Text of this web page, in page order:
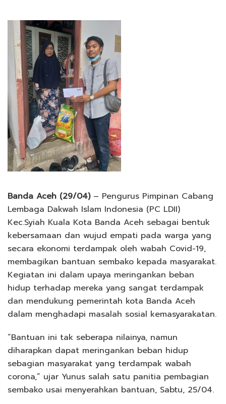
Banda Aceh (29/04) – Pengurus Pimpinan Cabang
Lembaga Dakwah Islam Indonesia (PC LDII)
Kec.Syiah Kuala Kota Banda Aceh sebagai bentuk
kebersamaan dan wujud empati pada warga yang
secara ekonomi terdampak oleh wabah Covid-19,
membagikan bantuan sembako kepada masyarakat.
Kegiatan ini dalam upaya meringankan beban
hidup terhadap mereka yang sangat terdampak
dan mendukung pemerintah kota Banda Aceh
dalam menghadapi masalah sosial kemasyarakatan.
“Bantuan ini tak seberapa nilainya, namun
diharapkan dapat meringankan beban hidup
sebagian masyarakat yang terdampak wabah
corona,” ujar Yunus salah satu panitia pembagian
sembako usai menyerahkan bantuan, Sabtu, 25/04.